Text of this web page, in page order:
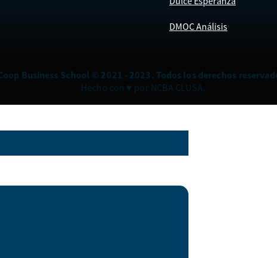
DMOC Análisis
Business School © 2021 - 2023. Todos los derechos
Hecho con ♥ por NCBA CLUSA.